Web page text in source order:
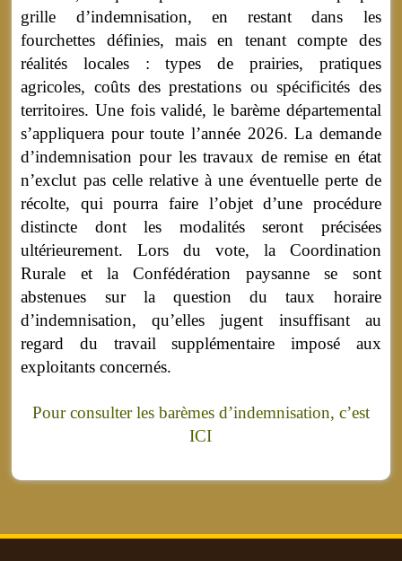
grille d’indemnisation, en restant dans les
fourchettes définies, mais en tenant compte des
réalités locales : types de prairies, pratiques
agricoles, coûts des prestations ou spécificités des
territoires. Une fois validé, le barème départemental
s’appliquera pour toute l’année 2026. La demande
d’indemnisation pour les travaux de remise en état
n’exclut pas celle relative à une éventuelle perte de
récolte, qui pourra faire l’objet d’une procédure
distincte dont les modalités seront précisées
ultérieurement. Lors du vote, la Coordination
Rurale et la Confédération paysanne se sont
abstenues sur la question du taux horaire
d’indemnisation, qu’elles jugent insuffisant au
regard du travail supplémentaire imposé aux
exploitants concernés.
Pour consulter les barèmes d’indemnisation, c’est
ICI